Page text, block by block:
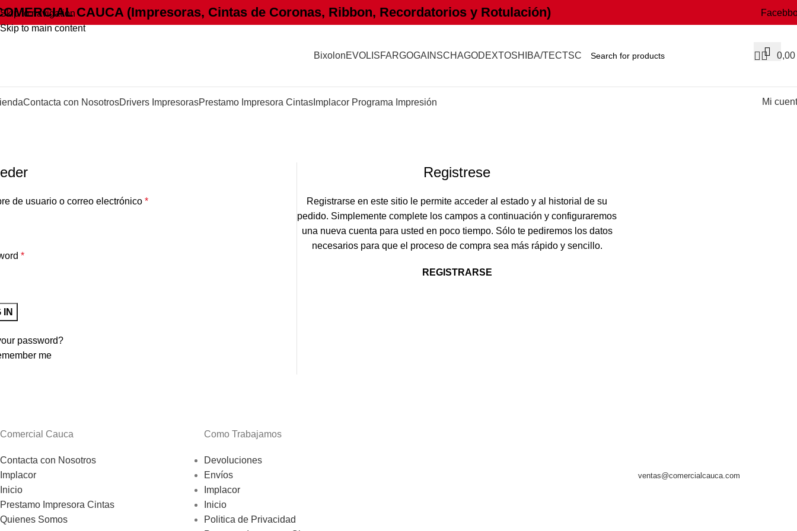
Skip to navigation
Skip to main content
CAUCA (Impresoras, Cintas de Coronas, Ribbon, Recordatorios y Rotulación)
BixolonEVOLISFARGOGAINSCHAGODEXTOSHIBA/TECTSC 0,00
Contacta con NosotrosDrivers ImpresorasPrestamo Impresora Cintas Implacor Programa Impresión Mi
de usuario o correo electrónico *
*
IN
password?
me
Registrese
Registrarse en este sitio le permite acceder al estado y al historial de su
pedido. Simplemente complete los campos a continuación y configuraremos
una nueva cuenta para usted en poco tiempo. Sólo te pediremos los datos
necesarios para que el proceso de compra sea más rápido y sencillo.
REGISTRARSE
Comercial Cauca
Contacta con Nosotros
Implacor
Inicio
Prestamo Impresora Cintas
Quienes Somos
Como Trabajamos
Devoluciones
Envíos
Implacor
Inicio
Politica de Privacidad
ventas@comercialcauca.com